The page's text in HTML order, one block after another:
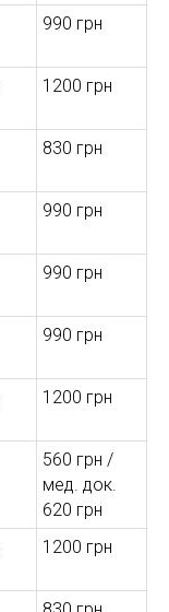
990 грн
1200 грн
830 грн
990 грн
990 грн
990 грн
1200 грн
560 грн /
мед. док.
620 грн
1200 грн